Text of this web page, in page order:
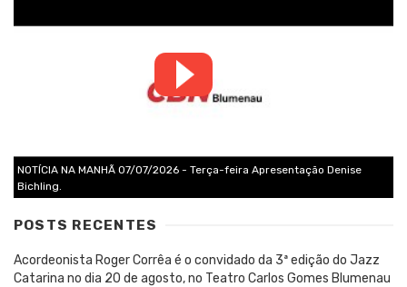
NOTÍCIA NA MANHÃ 07/07/2026 - Terça-feira Apresentação Denise
Bichling.
POSTS RECENTES
Acordeonista Roger Corrêa é o convidado da 3ª edição do Jazz
Catarina no dia 20 de agosto, no Teatro Carlos Gomes Blumenau